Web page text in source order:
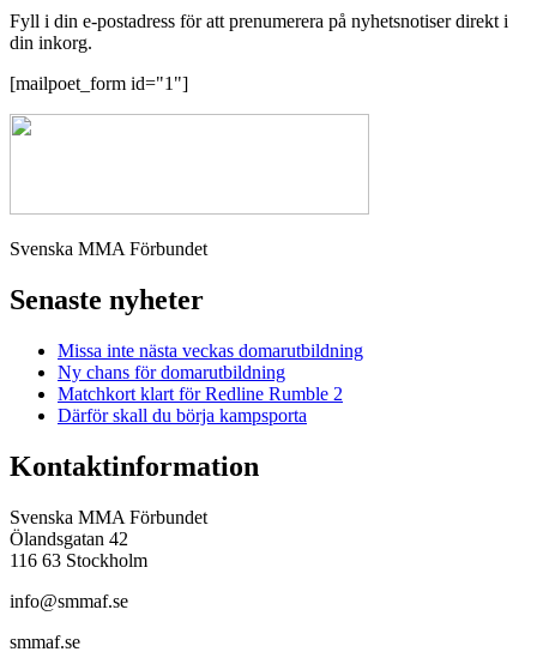
Fyll i din e-postadress för att prenumerera på nyhetsnotiser direkt i
din inkorg.
[mailpoet_form id="1"]
Svenska MMA Förbundet
Senaste nyheter
Missa inte nästa veckas domarutbildning
Ny chans för domarutbildning
Matchkort klart för Redline Rumble 2
Därför skall du börja kampsporta
Kontaktinformation
Svenska MMA Förbundet
Ölandsgatan 42
116 63 Stockholm
info@smmaf.se
smmaf.se